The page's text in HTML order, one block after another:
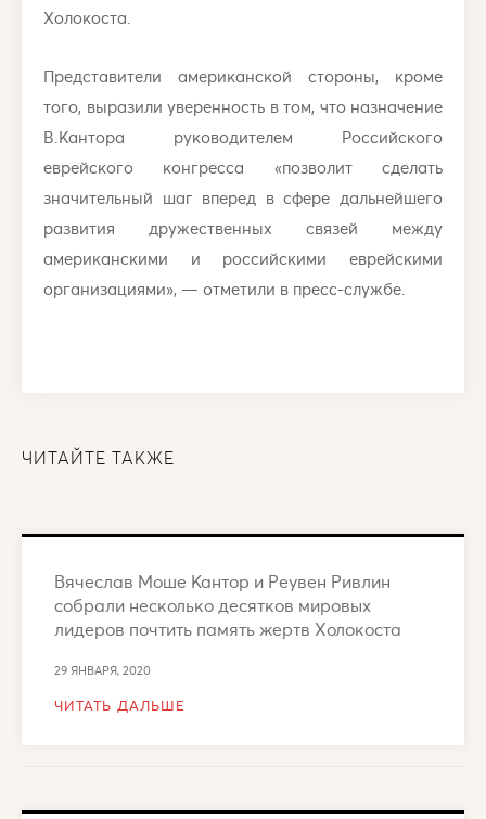
Холокоста.
Представители американской стороны, кроме
того, выразили уверенность в том, что назначение
В.Кантора руководителем Российского
еврейского конгресса «позволит сделать
значительный шаг вперед в сфере дальнейшего
развития дружественных связей между
американскими и российскими еврейскими
организациями», — отметили в пресс-службе.
ЧИТАЙТЕ ТАКЖЕ
Вячеслав Моше Кантор и Реувен Ривлин
собрали несколько десятков мировых
лидеров почтить память жертв Холокоста
29 ЯНВАРЯ, 2020
ЧИТАТЬ ДАЛЬШЕ